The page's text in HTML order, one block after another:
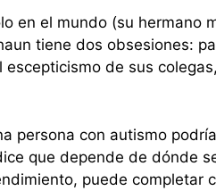
en el mundo (su hermano
tiene dos obsesiones:
de sus
persona con autismo
que depende de dónde
puede completar